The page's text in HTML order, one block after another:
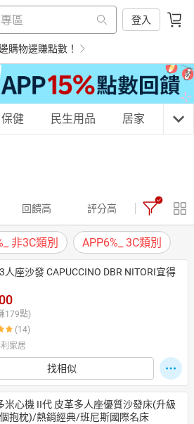
區
取免運
腦
點
店推薦
登入
購物邊賺點數！
取免運
腦
讀器
店推薦
電 運動休閒 親子玩具
保健 民生用品 居家 3C
回饋高 評分高
非3C類別 APP6%_ 3C類別
座沙發 CAPUCCINO DBR NITORI宜得
179點)
(14)
家居
找相似
米心機 II代 皮革多人座優質沙發床(升級
抱枕)/熱銷經典/班尼斯國際名床